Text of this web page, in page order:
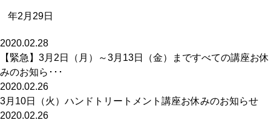
年2月29日
2020.02.28
【緊急】3月2日（月）～3月13日（金）まですべての講座お休
みのお知ら･･･
2020.02.26
3月10日（火）ハンドトリートメント講座お休みのお知らせ
2020.02.26